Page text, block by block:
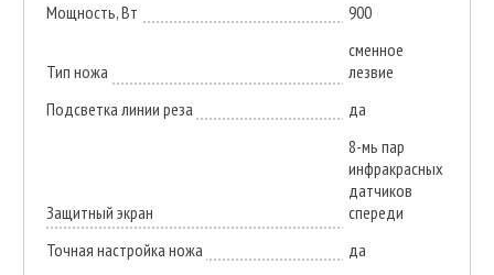
Мощность, Вт
900
Тип ножа
сменное
лезвие
Подсветка линии реза
да
Защитный экран
8-мь пар
инфракрасных
датчиков
спереди
Точная настройка ножа
да